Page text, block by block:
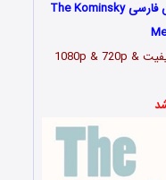
دانلود سریال متد کامینسکی با زیرنویس فارسی The Kominsky
با کیفیت 1080p & 720p &